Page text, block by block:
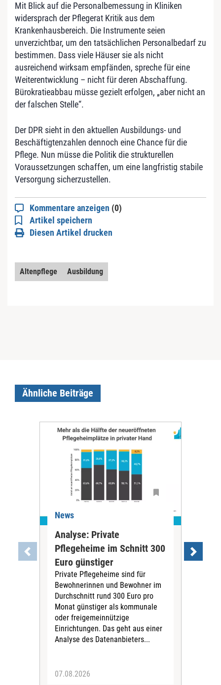
Mit Blick auf die Personalbemessung in Kliniken
widersprach der Pflegerat Kritik aus dem
Krankenhausbereich. Die Instrumente seien
unverzichtbar, um den tatsächlichen Personalbedarf zu
bestimmen. Dass viele Häuser sie als nicht
ausreichend wirksam empfänden, spreche für eine
Weiterentwicklung – nicht für deren Abschaffung.
Bürokratieabbau müsse gezielt erfolgen, „aber nicht an
der falschen Stelle“.
Der DPR sieht in den aktuellen Ausbildungs- und
Beschäftigtenzahlen dennoch eine Chance für die
Pflege. Nun müsse die Politik die strukturellen
Voraussetzungen schaffen, um eine langfristig stabile
Versorgung sicherzustellen.
Kommentare anzeigen (0)
Artikel speichern
Diesen Artikel drucken
Altenpflege Ausbildung
Ähnliche Beiträge
News
Analyse: Private
Pflegeheime im Schnitt 300
Euro günstiger
Private Pflegeheime sind für
Bewohnerinnen und Bewohner im
Durchschnitt rund 300 Euro pro
Monat günstiger als kommunale
oder freigemeinnützige
Einrichtungen. Das geht aus einer
Analyse des Datenanbieters...
07.08.2026